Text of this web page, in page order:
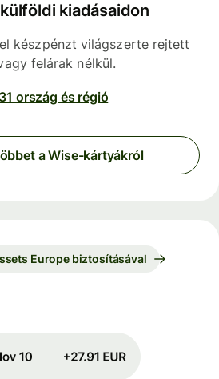
kiadásaidon
készpénzt világszerte rejtett
felárak nélkül.
ország és régió
a Wise-kártyákról
Europe biztosításával